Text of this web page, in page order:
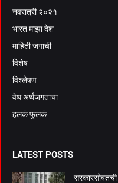
नवरात्री २०२१
भारत माझा देश
माहिती जगाची
विशेष
विश्लेषण
वेध अर्थजगताचा
हलकं फुलकं
LATEST POSTS